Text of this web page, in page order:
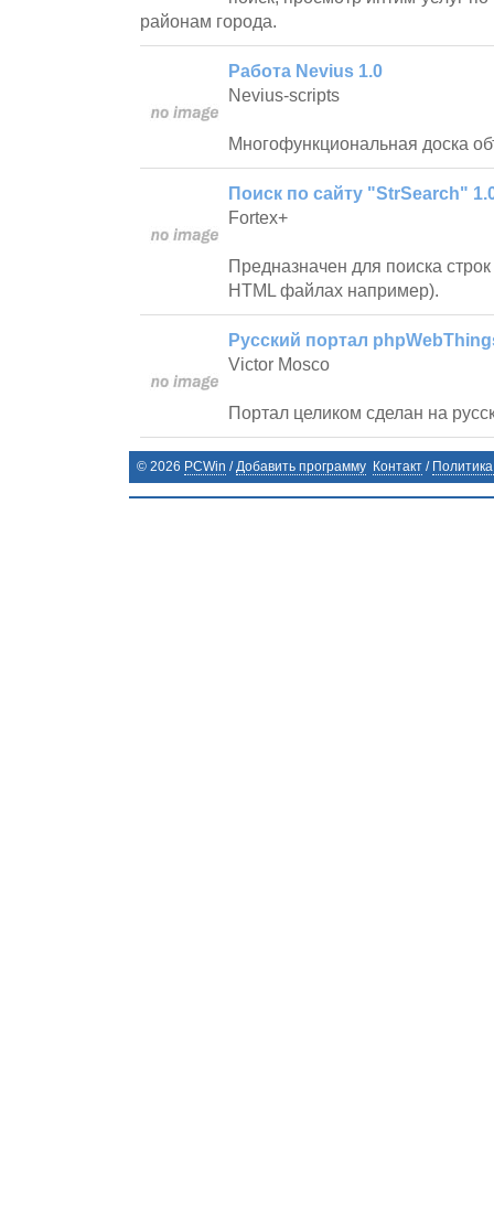
районам города.
Работа Nevius 1.0
Nevius-scripts
Многофункциональная доска
Поиск по сайту "StrSearch"
Fortex+
Предназначен для поиска
HTML файлах например).
Русский портал
Victor Mosco
Портал целиком сделан на
© 2026 PCWin /Добавить программу Контакт /